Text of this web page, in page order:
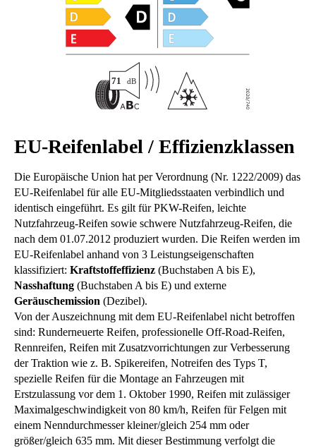
EU-Reifenlabel / Effizienzklassen
Die Europäische Union hat per Verordnung (Nr. 1222/2009) das
EU-Reifenlabel für alle EU-Mitgliedsstaaten verbindlich und
identisch eingeführt. Es gilt für PKW-Reifen, leichte
Nutzfahrzeug-Reifen sowie schwere Nutzfahrzeug-Reifen, die
nach dem 01.07.2012 produziert wurden. Die Reifen werden im
EU-Reifenlabel anhand von 3 Leistungseigenschaften
klassifiziert: Kraftstoffeffizienz (Buchstaben A bis E),
Nasshaftung (Buchstaben A bis E) und externe
Geräuschemission (Dezibel).
Von der Auszeichnung mit dem EU-Reifenlabel nicht betroffen
sind: Runderneuerte Reifen, professionelle Off-Road-Reifen,
Rennreifen, Reifen mit Zusatzvorrichtungen zur Verbesserung
der Traktion wie z. B. Spikereifen, Notreifen des Typs T,
spezielle Reifen für die Montage an Fahrzeugen mit
Erstzulassung vor dem 1. Oktober 1990, Reifen mit zulässiger
Maximalgeschwindigkeit von 80 km/h, Reifen für Felgen mit
einem Nenndurchmesser kleiner/gleich 254 mm oder
größer/gleich 635 mm. Mit dieser Bestimmung verfolgt die